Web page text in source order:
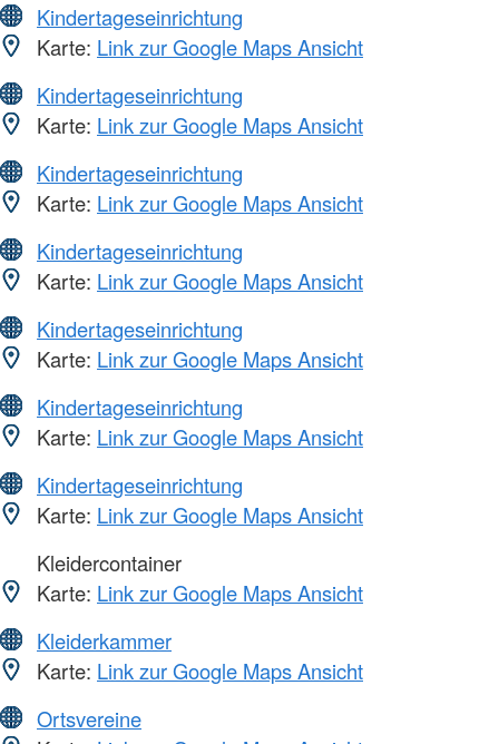
Kindertageseinrichtung
Karte: Link zur Google Maps Ansicht
Kindertageseinrichtung
Karte: Link zur Google Maps Ansicht
Kindertageseinrichtung
Karte: Link zur Google Maps Ansicht
Kindertageseinrichtung
Karte: Link zur Google Maps Ansicht
Kindertageseinrichtung
Karte: Link zur Google Maps Ansicht
Kindertageseinrichtung
Karte: Link zur Google Maps Ansicht
Kindertageseinrichtung
Karte: Link zur Google Maps Ansicht
Kleidercontainer
Karte: Link zur Google Maps Ansicht
Kleiderkammer
Karte: Link zur Google Maps Ansicht
Ortsvereine